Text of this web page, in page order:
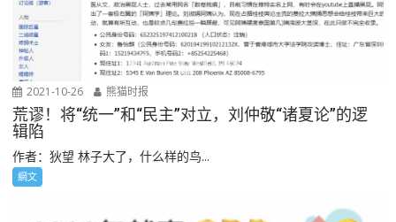
2021-10-26 熊猫时报
荒谬！将“统一”和“民主”对立，刘仲敬“诸夏论”的逻
辑陷
作者：狄望 林子大了，什么样的鸟...
網文